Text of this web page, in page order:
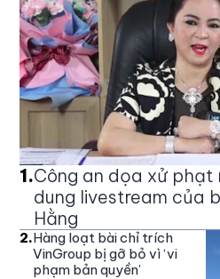
1.Công an dọa xử phạt
dung livestream của
Hằng
2.Hàng loạt bài chỉ trích
VinGroup bị gỡ bỏ vì ‘vi
phạm bản quyền’